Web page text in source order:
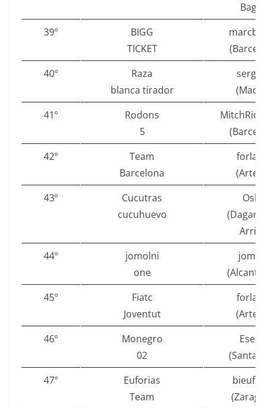
39º
BIGG
TICKET
40º
Raza
blanca tirador
41º
Rodons
5
42º
Team
Barcelona
43º
Cucutras
cucuhuevo
44º
jomolni
one
45º
Fiatc
Joventut
46º
Monegro
02
47º
Euforias
Team